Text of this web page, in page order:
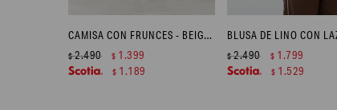
CAMISA CON FRUNCES - BEIGE MELANGE
$2.490 $ 1.399
$ 1.189
$2.490 $ 1.799
$ 1.529